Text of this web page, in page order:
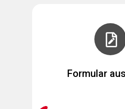
Formular